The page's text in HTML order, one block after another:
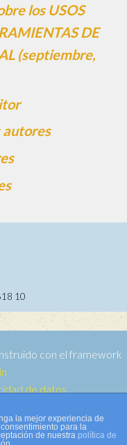
los USOS
DE
(septiembre,
autores
10
con el framework
de datos
la mejor experiencia de
para la
de nuestra política de